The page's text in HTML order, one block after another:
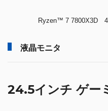
Ryzen™ 7 7800X3D
液晶モニタ
24.5インチ ゲー